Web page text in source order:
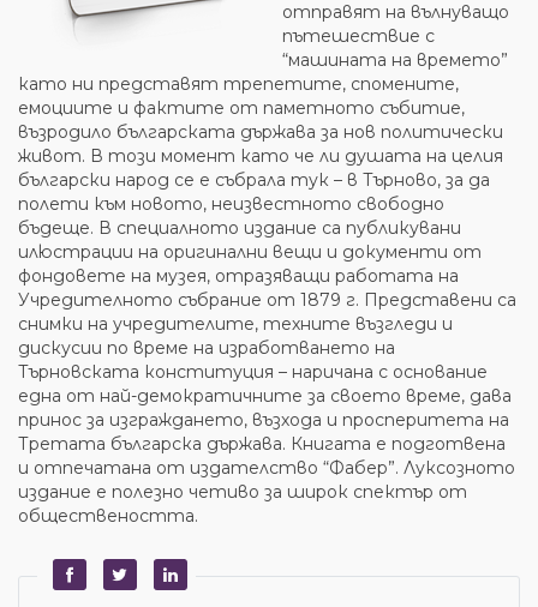
отправят на вълнуващо
пътешествие с
“машината на времето”
като ни представят трепетите, спомените,
емоциите и фактите от паметното събитие,
възродило българската държава за нов политически
живот. В този момент като че ли душата на целия
български народ се е събрала тук – в Търново, за да
полети към новото, неизвестното свободно
бъдеще. В специалното издание са публикувани
илюстрации на оригинални вещи и документи от
фондовете на музея, отразяващи работата на
Учредителното събрание от 1879 г. Представени са
снимки на учредителите, техните възгледи и
дискусии по време на изработването на
Търновската конституция – наричана с основание
една от най-демократичните за своето време, дава
принос за изграждането, възхода и просперитета на
Третата българска държава. Книгата е подготвена
и отпечатана от издателство “Фабер”. Луксозното
издание e полезно четиво за широк спектър от
обществеността.